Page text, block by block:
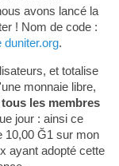
avons lancé la
! Nom de code :
duniter.org.
et totalise
monnaie libre,
tous les membres
jour : ainsi ce
10,00 Ğ1 sur mon
ayant adopté cette